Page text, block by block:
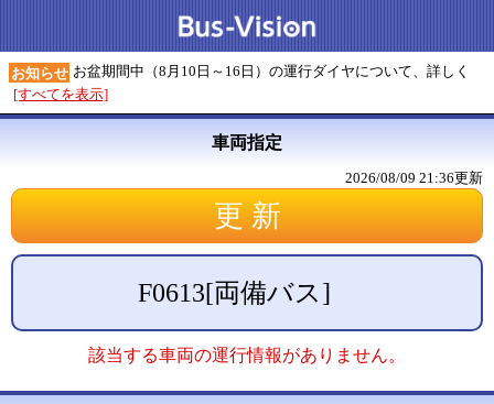
お知らせ お盆期間中（8月10日～16日）の運行ダイヤについて、詳しく
[すべてを表示]
車両指定
2026/08/09 21:36更新
F0613[両備バス]
該当する車両の運行情報がありません。